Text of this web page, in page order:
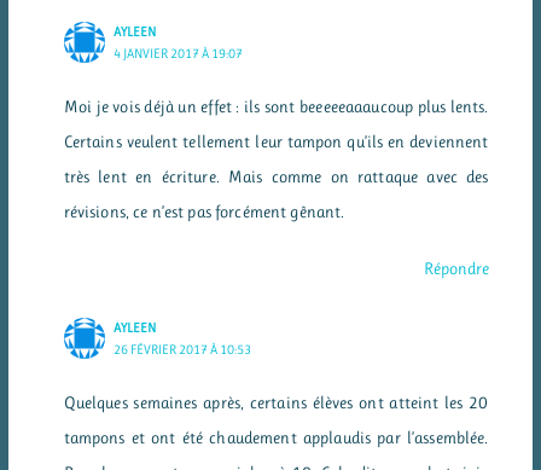
AYLEEN
4 JANVIER 2017 À 19:07
Moi je vois déjà un effet : ils sont beeeeeaaaucoup plus lents.
Certains veulent tellement leur tampon qu’ils en deviennent
très lent en écriture. Mais comme on rattaque avec des
révisions, ce n’est pas forcément gênant.
Répondre
AYLEEN
26 FÉVRIER 2017 À 10:53
Quelques semaines après, certains élèves ont atteint les 20
tampons et ont été chaudement applaudis par l’assemblée.